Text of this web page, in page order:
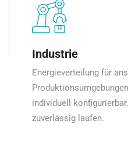
Industrie
Energieverteilung für
individuell
zuverlässig laufen.